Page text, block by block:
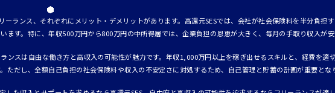
ーランス、それぞれにメリット・デメリットがあります。高還元SESでは、会社が社会保険料を半分負担
ます。特に、年収500万円から800万円の中所得層では、企業負担の恩恵が大きく、毎月の手取り収入が安
ンスは自由な働き方と高収入の可能性が魅力です。年収1,000万円以上を稼ぎ出せるスキルと、経費を適
ただし、全額自己負担の社会保険料や収入の不安定さに対処するため、自己管理と貯蓄の計画が重要とな